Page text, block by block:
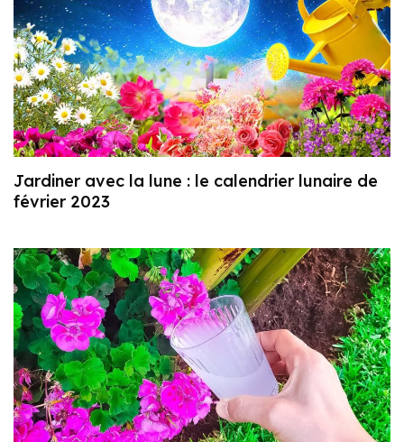
Jardiner avec la lune : le calendrier lunaire de
février 2023